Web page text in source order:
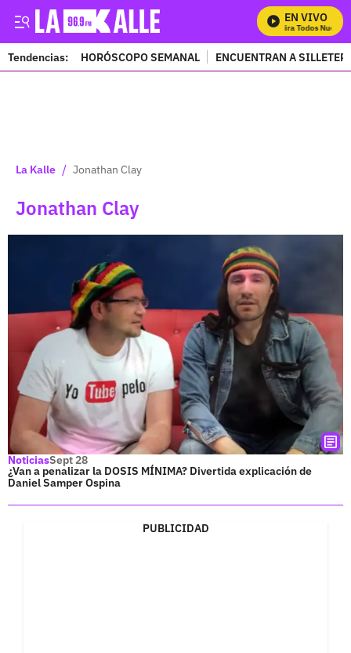
EN VIVO
Mira Todos
Tendencias: HORÓSCOPO SEMANAL ENCUENTRAN A
La Kalle / Jonathan Clay
Jonathan Clay
NoticiasSept 28
¿Van a penalizar la DOSIS MÍNIMA? Divertida explicación de
Daniel Samper Ospina
PUBLICIDAD